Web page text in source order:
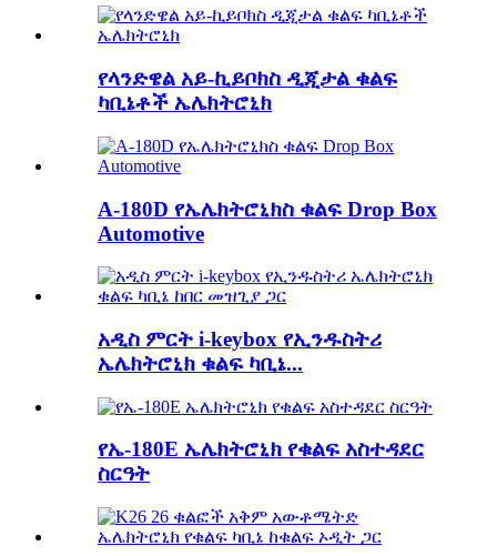
የላንድዌል አይ-ኪይቦክስ ዲጂታል ቁልፍ
ካቢኔቶች ኤሌክትሮኒክ
A-180D የኤሌክትሮኒክስ ቁልፍ Drop Box
Automotive
አዲስ ምርት i-keybox የኢንዱስትሪ
ኤሌክትሮኒክ ቁልፍ ካቢኔ...
የኤ-180E ኤሌክትሮኒክ የቁልፍ አስተዳደር
ስርዓት